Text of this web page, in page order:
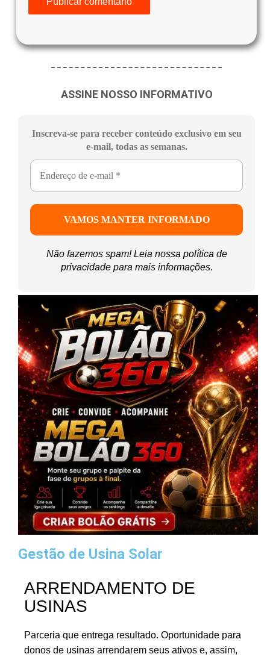
ASSINE NOSSO INFORMATIVO
Inscreva-se para receber conteúdo exclusivo em seu
e-mail, todas as semanas.
Não fazemos spam! Leia nossa política de
privacidadepara mais informações.
Gestão de Usina Solar
ARRENDAMENTO DE
USINAS
Parceria que entrega resultado. Oportunidade para
donos de usinas arrendarem seus ativos e, assim,